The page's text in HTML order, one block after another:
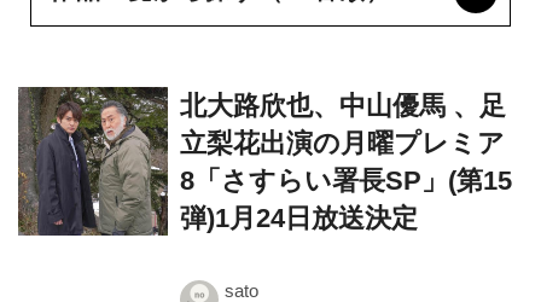
北大路欣也、中山優馬 、足
立梨花出演の月曜プレミア
8「さすらい署長SP」(第15
弾)1月24日放送決定
sato